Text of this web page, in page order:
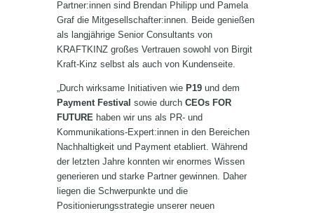
Partner:innen sind Brendan Philipp und Pamela
Graf die Mitgesellschafter:innen. Beide genießen
als langjährige Senior Consultants von
KRAFTKINZ großes Vertrauen sowohl von Birgit
Kraft-Kinz selbst als auch von Kundenseite.
„Durch wirksame Initiativen wie P19und dem
Payment Festival sowie durch CEOs FOR
FUTUREhaben wir uns als PR- und
Kommunikations-Expert:innen in den Bereichen
Nachhaltigkeit und Payment etabliert. Während
der letzten Jahre konnten wir enormes Wissen
generieren und starke Partner gewinnen. Daher
liegen die Schwerpunkte und die
Positionierungsstrategie unserer neuen